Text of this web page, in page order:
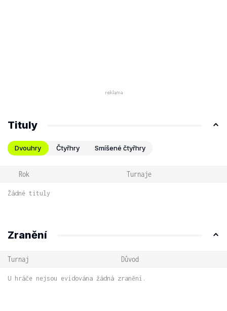
Tituly
Dvouhry Čtyřhry Smíšené čtyřhry
Rok Turnaje
Žádné tituly
Zranění
Turnaj Důvod
U hráče nejsou evidována žádná zranění.